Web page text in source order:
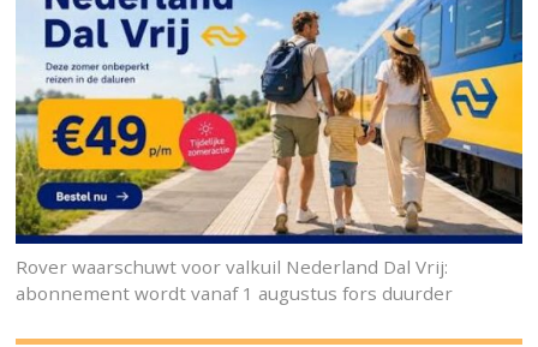
Rover waarschuwt voor valkuil Nederland Dal Vrij:
abonnement wordt vanaf 1 augustus fors duurder